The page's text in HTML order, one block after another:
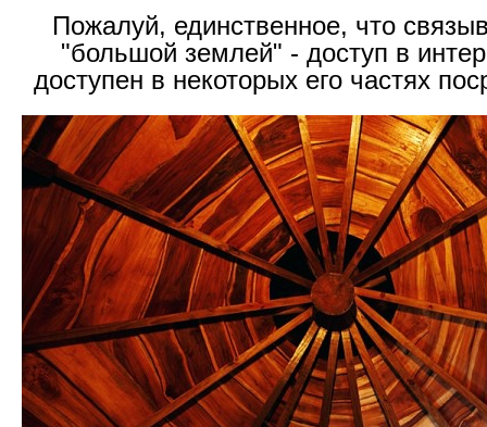
Пожалуй, единственное, что
"большой землей" - доступ в
доступен в некоторых его частях